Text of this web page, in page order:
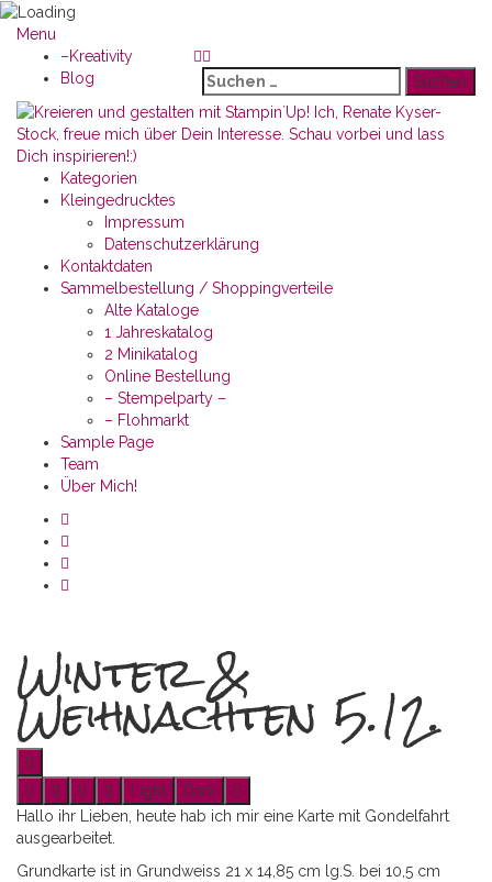
Menu
Suchen
nach:
–Kreativity
Blog
Kategorien
Kleingedrucktes
Impressum
Datenschutzerklärung
Kontaktdaten
Sammelbestellung / Shoppingverteile
Alte Kataloge
1 Jahreskatalog
2 Minikatalog
Online Bestellung
– Stempelparty –
– Flohmarkt
Sample Page
Team
Über Mich!
Winter &
Weihnachten 5.12.
Light
Dark
Hallo ihr Lieben, heute hab ich mir eine Karte mit Gondelfahrt
ausgearbeitet.
Grundkarte ist in Grundweiss 21 x 14,85 cm lg.S. bei 10,5 cm